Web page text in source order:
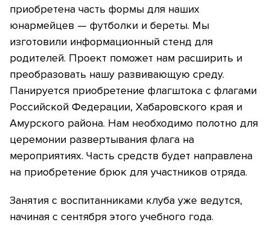
приобретена часть формы для наших
юнармейцев — футболки и береты. Мы
изготовили информационный стенд для
родителей. Проект поможет нам расширить и
преобразовать нашу развивающую среду.
Панируется приобретение флагштока с флагами
Российской Федерации, Хабаровского края и
Амурского района. Нам необходимо полотно для
церемонии развертывания флага на
мероприятиях. Часть средств будет направлена
на приобретение брюк для участников отряда.
Занятия с воспитанниками клуба уже ведутся,
начиная с сентября этого учебного года.